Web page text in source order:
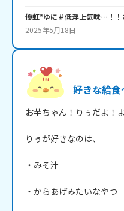
優虹*ゆに＃低浮上気味…！！
2025年5月18日
好きな給食
お芋ちゃん！りぅだよ！
りぅが好きなのは、
・みそ汁
・からあげみたいなやつ